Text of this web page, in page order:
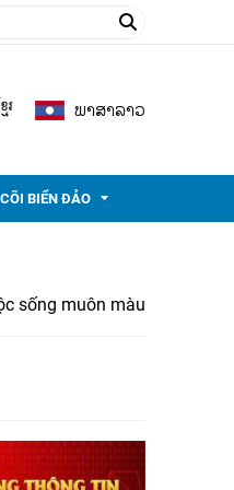
រ ພາ​ສາ​ລາວ
BIỂN ĐẢO
sống muôn màu